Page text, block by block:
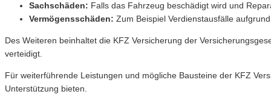
Sachschäden: Falls das Fahrzeug beschädigt wird und
Vermögensschäden: Zum Beispiel Verdienstausfälle
Des Weiteren beinhaltet die KFZ Versicherung der
verteidigt.
Für weiterführende Leistungen und mögliche Bausteine der KFZ
Unterstützung bieten.